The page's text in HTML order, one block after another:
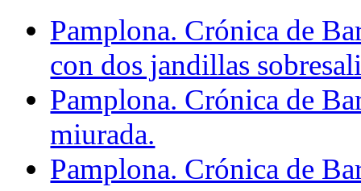
Pamplona. Crónica de
con dos jandillas
Pamplona. Crónica de
miurada.
Pamplona. Crónica de